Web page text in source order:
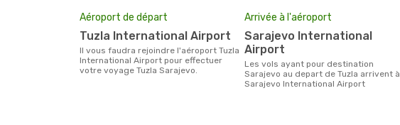
Aéroport de départ
Tuzla International Airport
Il vous faudra rejoindre l'aéroport Tuzla
International Airport pour effectuer
votre voyage Tuzla Sarajevo.
Arrivée à l'aéroport
Sarajevo International
Airport
Les vols ayant pour destination
Sarajevo au depart de Tuzla arrivent à
Sarajevo International Airport